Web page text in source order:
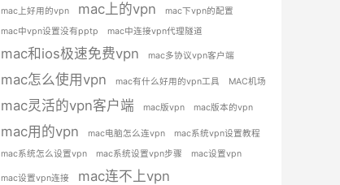
mac上好用的vpn mac上的vpn
mac下vpn的配置
mac中vpn设置没有pptp
mac中连接vpn代理隧道
mac和ios极速免费vpn mac多协议vpn客户端
mac怎么使用vpn mac有什么好用的vpn工具 MAC机场
mac灵活的vpn客户端 mac版vpn mac版本的vpn
mac用的vpn mac电脑怎么连vpn
mac系统vpn设置教程
mac系统怎么设置vpn
mac系统设置vpn步骤 mac设置vpn
mac设置vpn连接 mac连不上vpn